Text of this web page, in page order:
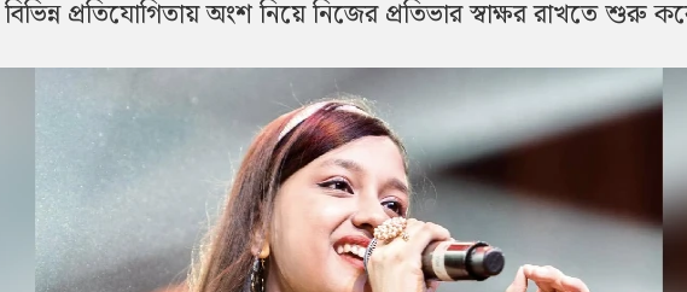
প্রতিযোগিতায় অংশ নিয়ে নিজের প্রতিভার স্বাক্ষর রাখতে শুরু